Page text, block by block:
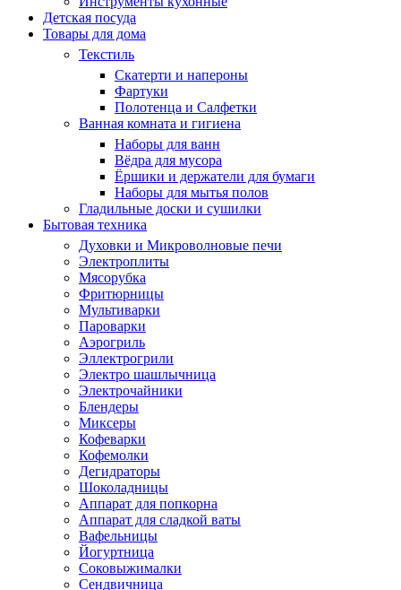
Детская посуда
Товары для дома
Текстиль
Скатерти и напероны
Фартуки
Полотенца и Салфетки
Ванная комната и гигиена
Наборы для ванн
Вёдра для мусора
Ёршики и держатели для бумаги
Наборы для мытья полов
Гладильные доски и сушилки
Бытовая техника
Духовки и Микроволновые печи
Электроплиты
Мясорубка
Фритюрницы
Мультиварки
Пароварки
Аэрогриль
Эллектрогрили
Электро шашлычница
Электрочайники
Блендеры
Миксеры
Кофеварки
Кофемолки
Дегидраторы
Шоколадницы
Аппарат для попкорна
Аппарат для сладкой ваты
Вафельницы
Йогуртница
Соковыжималки
Сендвичница